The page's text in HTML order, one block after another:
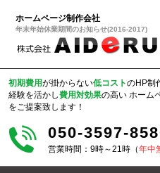
ホームページ制作会社
年末年始休業期間のお知らせ(2016-2017)
初期費用が掛からない低コストのHP制
経験を活かし費用対効果の高い ホーム
をご提案致します！
050-3597-
営業時間：9時～21時（年中